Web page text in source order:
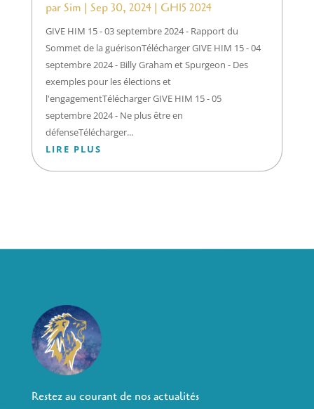
parSim | Sep 30, 2024| GH15 2024
GIVE HIM 15 - 03 septembre 2024 - Rapport du
Sommet de la guérisonTélécharger GIVE HIM 15 - 04
septembre 2024 - Billy Graham et Spurgeon - Des
exemples pour les élections et
l'engagementTélécharger GIVE HIM 15 - 05
septembre 2024 - Ne plus être en
défenseTélécharger...
LIRE PLUS
Restez au courant de nos actualités